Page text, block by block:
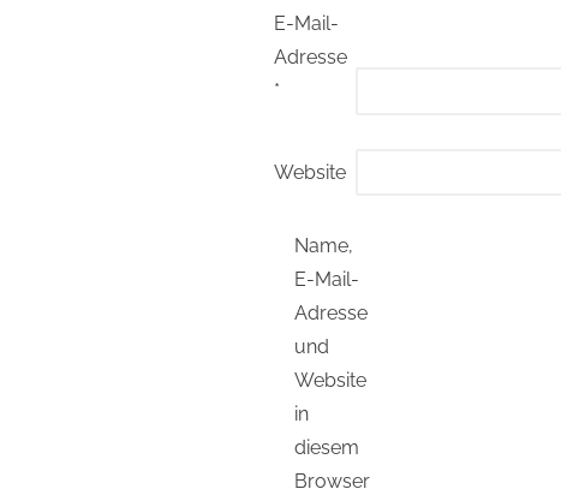
E-Mail-
Adresse
*
Website
Name,
E-Mail-
Adresse
und
Website
in
diesem
Browser